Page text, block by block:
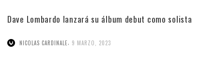
Dave Lombardo lanzará su álbum debut como solista
NICOLAS CARDINALE, 9 MARZO, 2023